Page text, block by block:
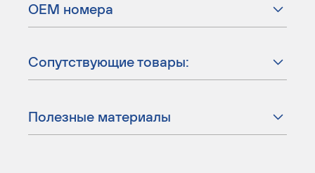
ОЕМ номера
Сопутствующие товары:
Полезные материалы